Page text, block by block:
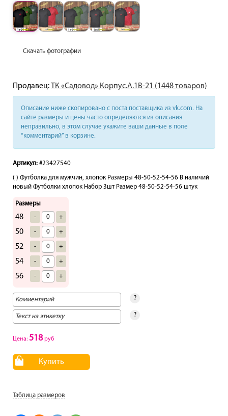
Скачать фотографии
Продавец:ТК «Садовод» Корпус.А.1В-21 (1448 товаров)
Описание ниже скопировано с поста поставщика из vk.com. На
сайте размеры и цены часто определяются из описания
неправильно, в этом случае укажите ваши данные в поле
“комментарий” в корзине.
Артикул: #23427540
( ) Футболка для мужчин, хлопок Размеры 48-50-52-54-56 В наличий
новый Футболки хлопок Набор 3шт Размер 48-50-52-54-56 штук
Размеры
48 - +
50 - +
52 - +
54 - +
56 - +
?
?
Цена: 518руб
Купить
Таблица размеров